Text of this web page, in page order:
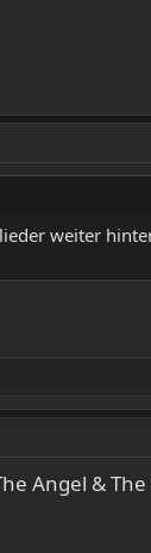
weiter
Angel &